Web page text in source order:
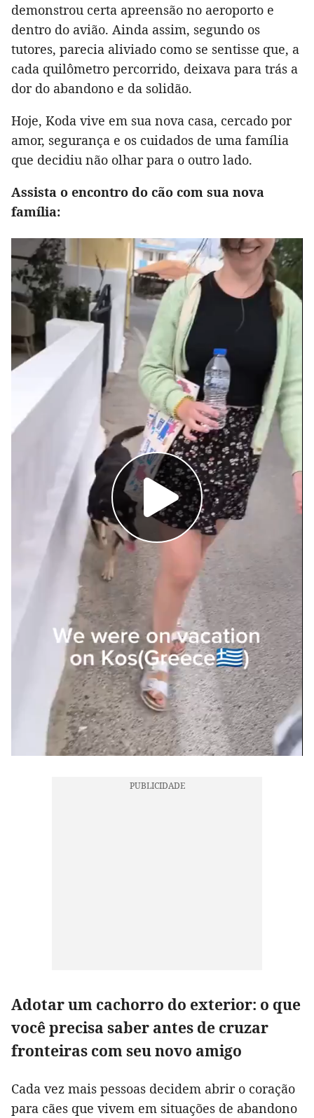
demonstrou certa apreensão no aeroporto e
dentro do avião. Ainda assim, segundo os
tutores, parecia aliviado como se sentisse que, a
cada quilômetro percorrido, deixava para trás a
dor do abandono e da solidão.
Hoje, Koda vive em sua nova casa, cercado por
amor, segurança e os cuidados de uma família
que decidiu não olhar para o outro lado.
Assista o encontro do cão com sua nova
família:
Adotar um cachorro do exterior: o que
você precisa saber antes de cruzar
fronteiras com seu novo amigo
Cada vez mais pessoas decidem abrir o coração
para cães que vivem em situações de abandono